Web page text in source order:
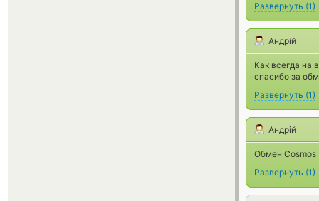
Развернуть (1)
Андрій
Как всегда на
спасибо за
Развернуть (1)
Андрій
Обмен Cosmos
Развернуть (1)